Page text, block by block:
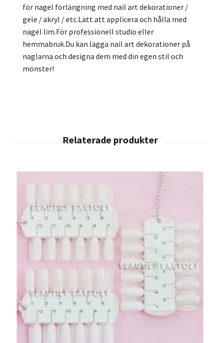
för nagel förlängning med nail art dekorationer /
gele / akryl / etc.Lätt att applicera och hålla med
nagel lim.För professionell studio eller
hemmabruk.Du kan lägga nail art dekorationer på
naglarna och designa dem med din egen stil och
mönster!